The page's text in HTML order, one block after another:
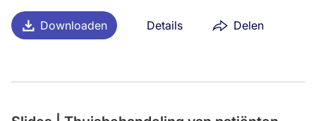
Downloaden Details Delen